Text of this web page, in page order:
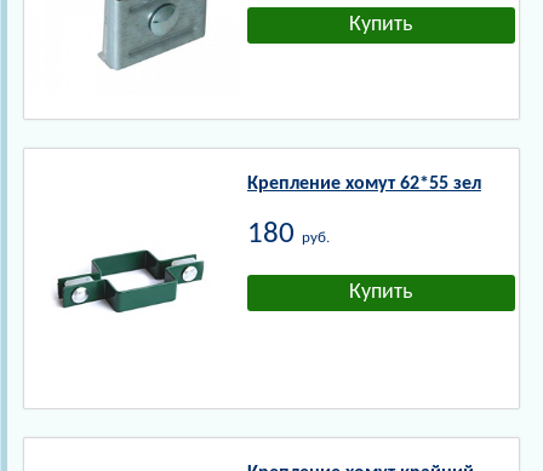
Крепление хомут 62*55 зел
180 руб.